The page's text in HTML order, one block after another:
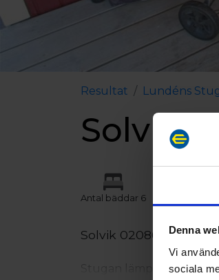
Denna
Vi
sociala
Resultat Lundéns
Solvik
Antal bäddar 6
Solvik 020868
Stugan lämpar sig för 6